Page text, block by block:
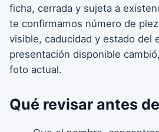
ficha, cerrada y sujeta a
te confirmamos número de
visible, caducidad y estado del
presentación disponible
foto actual.
Qué revisar antes